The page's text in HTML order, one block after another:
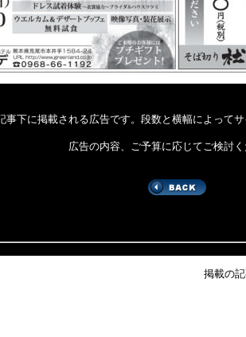
事下に掲載される広告です。段数と横幅によってサ
広告の内容、ご予算に応じてご検討く
掲載の